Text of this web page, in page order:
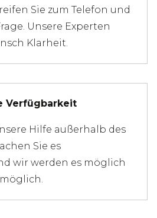
Sie zum Telefon und
Unsere Experten
Klarheit.
Verfügbarkeit
Hilfe außerhalb des
Sie es
wir werden es möglich